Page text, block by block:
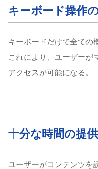
キーボード操作
キーボードだけで全ての
これにより、ユーザーが
アクセスが可能になる。
十分な時間の提供
ユーザーがコンテンツを